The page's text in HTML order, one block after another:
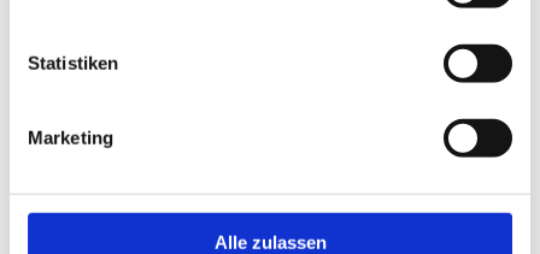
Statistiken
Marketing
Alle zulassen